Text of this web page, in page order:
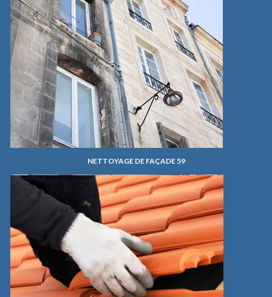
NETTOYAGE DE FAÇADE 59